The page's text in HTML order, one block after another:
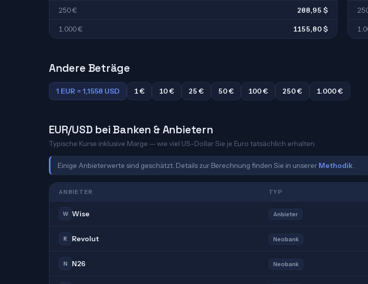
250 € 288,95 $
1.000 € 1155,80 $
Andere Beträge
1 EUR = 1,1558 USD 1 € 10 € 25 € 50 € 100 € 250 € 1.000 €
EUR/USD bei Banken & Anbietern
Typische Kurse inklusive Marge — wie viel US-Dollar Sie je Euro tatsächlich erhalten.
Einige Anbieterwerte sind geschätzt. Details zur Berechnung finden Sie in unserer Methodik
ANBIETER TYP
W Wise Anbieter
R Revolut Neobank
N N26 Neobank